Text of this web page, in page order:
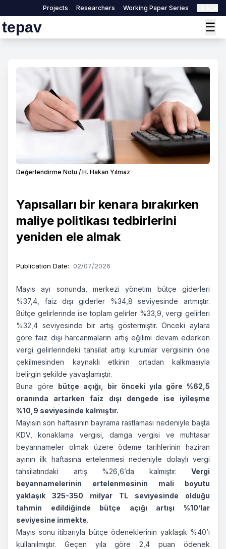
Projects Researchers Working Paper Series
tepav ☰
Değerlendirme Notu / H. Hakan Yılmaz
Yapısalları bir kenara bırakırken
maliye politikası tedbirlerini
yeniden ele almak
Publication Date: 02/07/2026
Mayıs ayı sonunda, merkezi yönetim bütçe giderleri
%37,4, faiz dışı giderler %34,8 seviyesinde artmıştır.
Bütçe gelirlerinde ise toplam gelirler %33,9, vergi gelirleri
%32,4 seviyesinde bir artış göstermiştir. Önceki aylara
göre faiz dışı harcanmaların artış eğilimi devam ederken
vergi gelirlerindeki tahsilat artışı kurumlar vergisinin öne
çekilmesinden kaynaklı etkinin ortadan kalkmasıyla
belirgin şekilde yavaşlamıştır.
Buna göre bütçe açığı, bir önceki yıla göre %62,5
oranında artarken faiz dışı dengede ise iyileşme
%10,9 seviyesinde kalmıştır.
Mayısın son haftasının bayrama rastlaması nedeniyle başta
KDV, konaklama vergisi, damga vergisi ve muhtasar
beyannameler olmak üzere ödeme tarihlerinin haziran
ayının ilk haftasına ertelenmesi nedeniyle dolaylı vergi
tahsilatındaki artış %26,6’da kalmıştır. Vergi
beyannamelerinin ertelenmesinin mali boyutu
yaklaşık 325-350 milyar TL seviyesinde olduğu
tahmin edildiğinde bütçe açığı artışı %10’lar
seviyesine inmekte.
Mayıs sonu itibarıyla bütçe ödeneklerinin yaklaşık %40’ı
kullanılmıştır. Geçen yıla göre 2,4 puan ödenek